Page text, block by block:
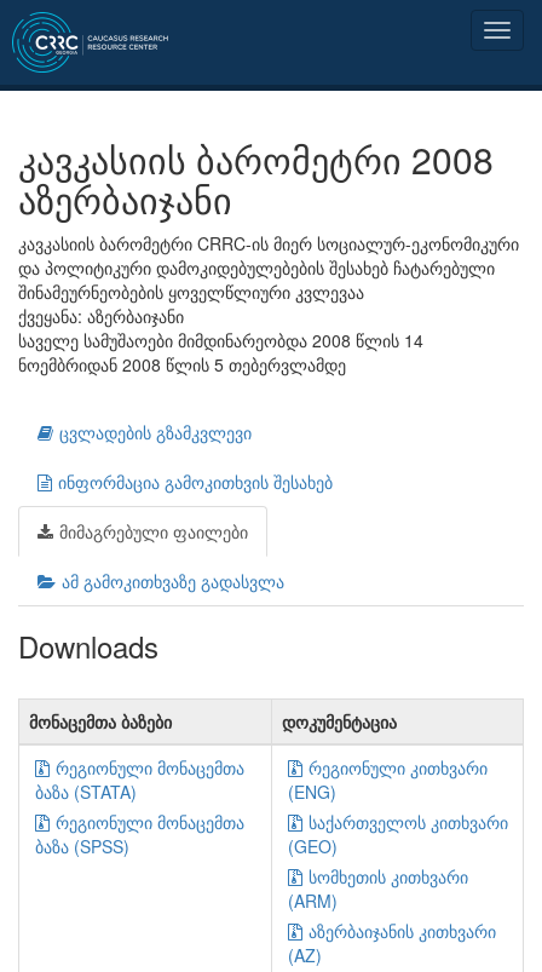
კავკასიის ბარომეტრი 2008
აზერბაიჯანი
კავკასიის ბარომეტრი CRRC-ის მიერ სოციალურ-ეკონომიკური
და პოლიტიკური დამოკიდებულებების შესახებ ჩატარებული
შინამეურნეობების ყოველწლიური კვლევაა
ქვეყანა: აზერბაიჯანი
საველე სამუშაოები მიმდინარეობდა 2008 წლის 14
ნოემბრიდან 2008 წლის 5 თებერვლამდე
ცვლადების გზამკვლევი
ინფორმაცია გამოკითხვის შესახებ
მიმაგრებული ფაილები
ამ გამოკითხვაზე გადასვლა
Downloads
მონაცემთა ბაზები
დოკუმენტაცია
რეგიონული მონაცემთა
ბაზა (STATA)
რეგიონული მონაცემთა
ბაზა (SPSS)
რეგიონული კითხვარი
(ENG)
საქართველოს კითხვარი
(GEO)
სომხეთის კითხვარი
(ARM)
აზერბაიჯანის კითხვარი
(AZ)